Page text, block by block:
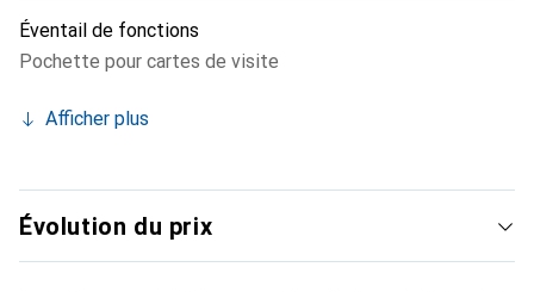
Éventail de fonctions
Pochette pour cartes de visite
Afficher plus
Évolution du prix